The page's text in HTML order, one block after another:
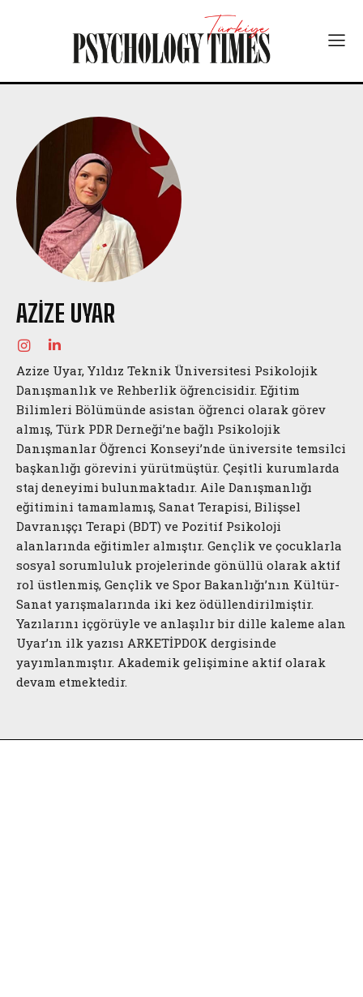
AZIZE UYAR
Azize Uyar, Yıldız Teknik Üniversitesi Psikolojik
Danışmanlık ve Rehberlik öğrencisidir. Eğitim
Bilimleri Bölümünde asistan öğrenci olarak görev
almış, Türk PDR Derneği’ne bağlı Psikolojik
Danışmanlar Öğrenci Konseyi’nde üniversite temsilci
başkanlığı görevini yürütmüştür. Çeşitli kurumlarda
staj deneyimi bulunmaktadır. Aile Danışmanlığı
eğitimini tamamlamış, Sanat Terapisi, Bilişsel
Davranışçı Terapi (BDT) ve Pozitif Psikoloji
alanlarında eğitimler almıştır. Gençlik ve çocuklarla
sosyal sorumluluk projelerinde gönüllü olarak aktif
rol üstlenmiş, Gençlik ve Spor Bakanlığı’nın Kültür-
Sanat yarışmalarında iki kez ödüllendirilmiştir.
Yazılarını içgörüyle ve anlaşılır bir dille kaleme alan
Uyar’ın ilk yazısı ARKETİPDOK dergisinde
yayımlanmıştır. Akademik gelişimine aktif olarak
devam etmektedir.